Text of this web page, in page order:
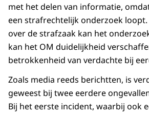
met het delen van informatie,
een strafrechtelijk onderzoek
over de strafzaak kan het
kan het OM duidelijkheid
betrokkenheid van verdachte bij
Zoals media reeds berichtten, is
geweest bij twee eerdere
Bij het eerste incident, waarbij ook